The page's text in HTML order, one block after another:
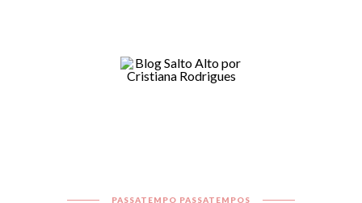
PASSATEMPO PASSATEMPOS